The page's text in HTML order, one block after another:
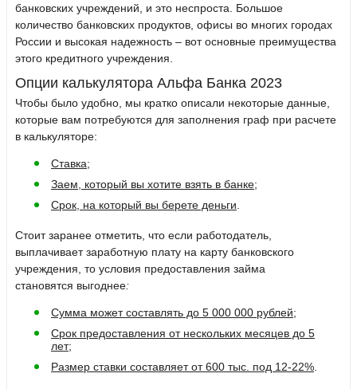
банковских учреждений, и это неспроста. Большое
количество банковских продуктов, офисы во многих городах
России и высокая надежность – вот основные преимущества
этого кредитного учреждения.
Опции калькулятора Альфа Банка 2023
Чтобы было удобно, мы кратко описали некоторые данные,
которые вам потребуются для заполнения граф при расчете
в калькуляторе:
Ставка;
Заем, который вы хотите взять в банке;
Срок, на который вы берете деньги
Стоит заранее отметить, что если работодатель,
выплачивает заработную плату на карту банковского
учреждения, то условия предоставления займа
становятся выгоднее:
Сумма может составлять до 5 000 000 рублей;
Срок предоставления от нескольких месяцев до 5
лет;
Размер ставки составляет от 600 тыс. под 12-22%